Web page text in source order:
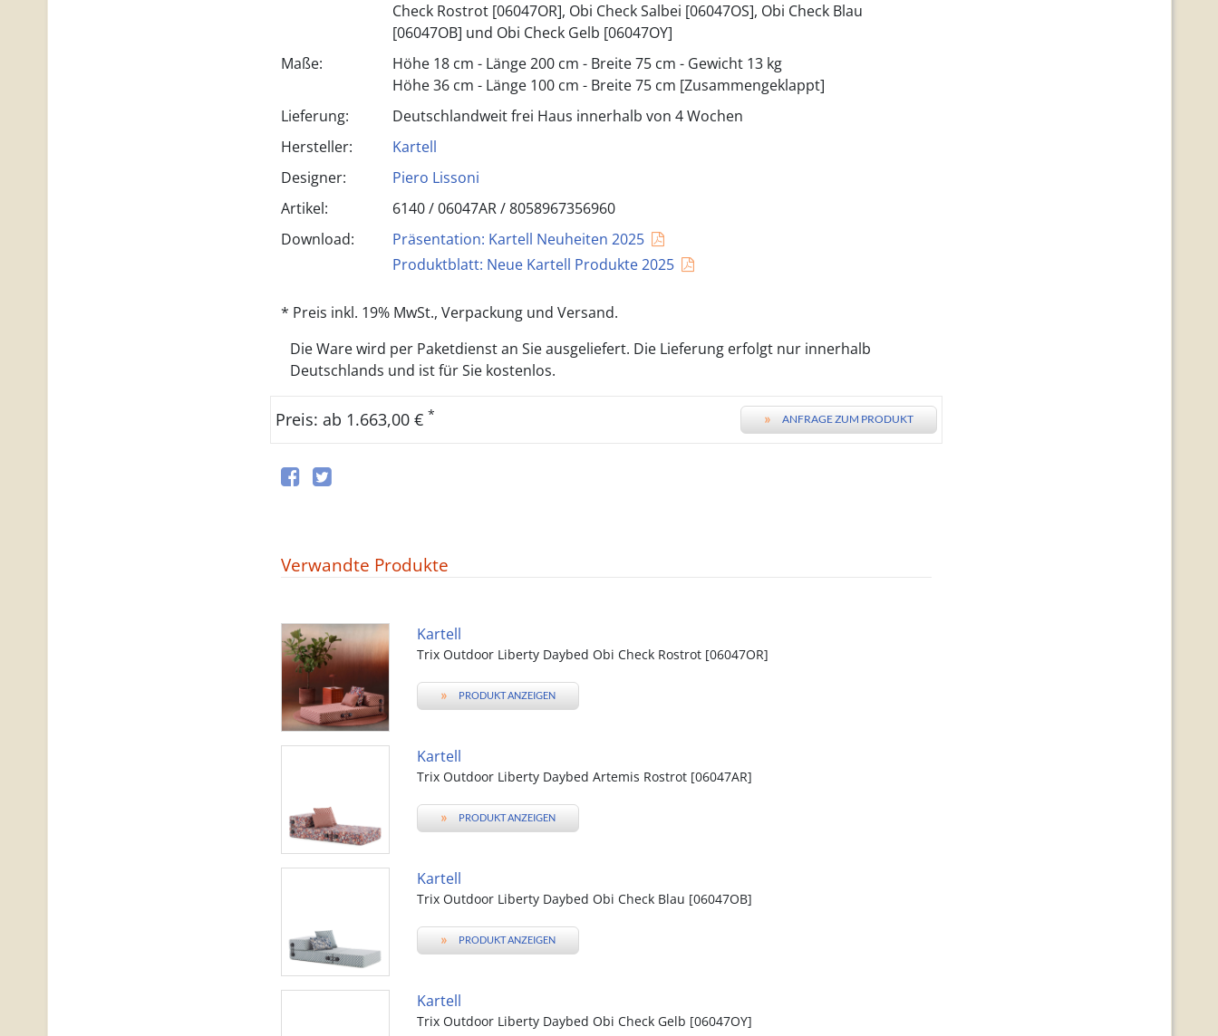
Check Rostrot [06047OR], Obi Check Salbei [06047OS], Obi Check Blau
[06047OB] und Obi Check Gelb [06047OY]
Maße:
Höhe 18 cm - Länge 200 cm - Breite 75 cm - Gewicht 13 kg
Höhe 36 cm - Länge 100 cm - Breite 75 cm [Zusammengeklappt]
Lieferung:
Deutschlandweit frei Haus innerhalb von 4 Wochen
Hersteller:
Kartell
Designer:
Piero Lissoni
Artikel:
6140 /06047AR/8058967356960
Download:
Präsentation: Kartell Neuheiten 2025
Produktblatt: Neue Kartell Produkte 2025
* Preis inkl. 19% MwSt., Verpackung und Versand.
Die Ware wird per Paketdienst an Sie ausgeliefert. Die Lieferung erfolgt nur innerhalb
Deutschlands und ist für Sie kostenlos.
Preis: ab 1.663,00 € * » ANFRAGE ZUM PRODUKT
Verwandte Produkte
Kartell
Trix Outdoor Liberty Daybed Obi Check Rostrot [06047OR]
» PRODUKT ANZEIGEN
Kartell
Trix Outdoor Liberty Daybed Artemis Rostrot [06047AR]
» PRODUKT ANZEIGEN
Kartell
Trix Outdoor Liberty Daybed Obi Check Blau [06047OB]
» PRODUKT ANZEIGEN
Kartell
Trix Outdoor Liberty Daybed Obi Check Gelb [06047OY]